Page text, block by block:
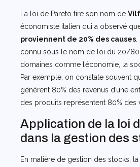
La loi de Pareto tire son nom de
économiste italien qui a observé
proviennent de 20% des causes.
connu sous le nom de loi du 20/80,
domaines comme l’économie, la
Par exemple, on constate souvent
génèrent 80% des revenus d’une
des produits représentent 80% des
Application de la loi
dans la gestion des
En matière de gestion des stocks,